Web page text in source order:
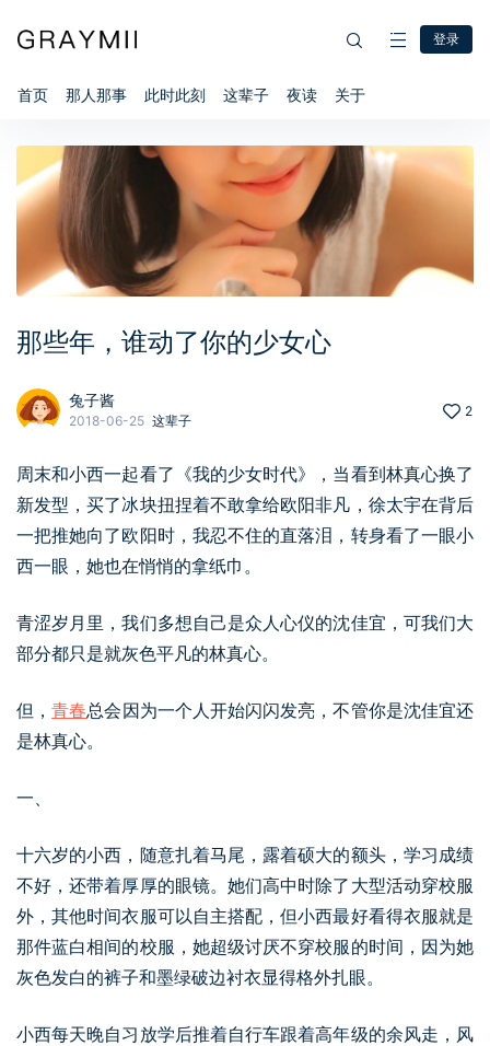
登录
首页 那人那事 此时此刻 这辈子 夜读 关于
那些年，谁动了你的少女心
兔子酱
2018-06-25 这辈子
2
周末和小西一起看了《我的少女时代》，当看到林真心换了
新发型，买了冰块扭捏着不敢拿给欧阳非凡，徐太宇在背后
一把推她向了欧阳时，我忍不住的直落泪，转身看了一眼小
西一眼，她也在悄悄的拿纸巾。
青涩岁月里，我们多想自己是众人心仪的沈佳宜，可我们大
部分都只是就灰色平凡的林真心。
但，青春总会因为一个人开始闪闪发亮，不管你是沈佳宜还
是林真心。
一、
十六岁的小西，随意扎着马尾，露着硕大的额头，学习成绩
不好，还带着厚厚的眼镜。她们高中时除了大型活动穿校服
外，其他时间衣服可以自主搭配，但小西最好看得衣服就是
那件蓝白相间的校服，她超级讨厌不穿校服的时间，因为她
灰色发白的裤子和墨绿破边衬衣显得格外扎眼。
小西每天晚自习放学后推着自行车跟着高年级的余风走，风